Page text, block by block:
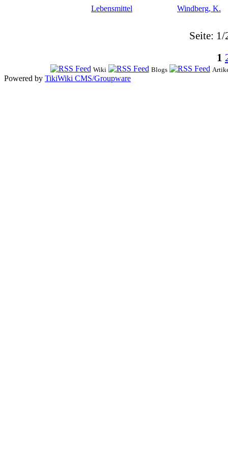
Lebensmittel Windberg, K.
Seite: 1/
1
Wiki Blogs
Powered by TikiWiki CMS/Groupware